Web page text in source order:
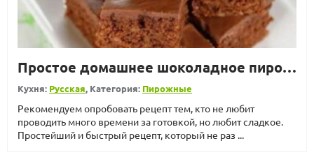
Простое домашнее шоколадное пирожное
Кухня: Русская, Категория: Пирожные
Рекомендуем опробовать рецепт тем, кто не любит
проводить много времени за готовкой, но любит сладкое.
Простейший и быстрый рецепт, который не раз ...